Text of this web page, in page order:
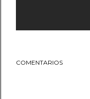
COMENTARIOS